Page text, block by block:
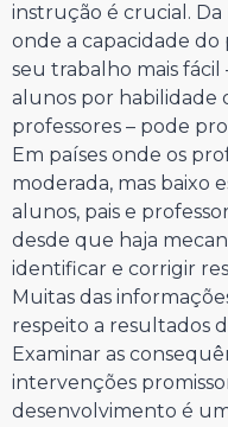
instrução é crucial.
onde a capacidade
seu trabalho mais
alunos por habilidade
professores – pode
Em países onde os
moderada, mas baixo
alunos, pais e
desde que haja
identificar e corrigir
Muitas das
respeito a resultados
Examinar as
intervenções
desenvolvimento é